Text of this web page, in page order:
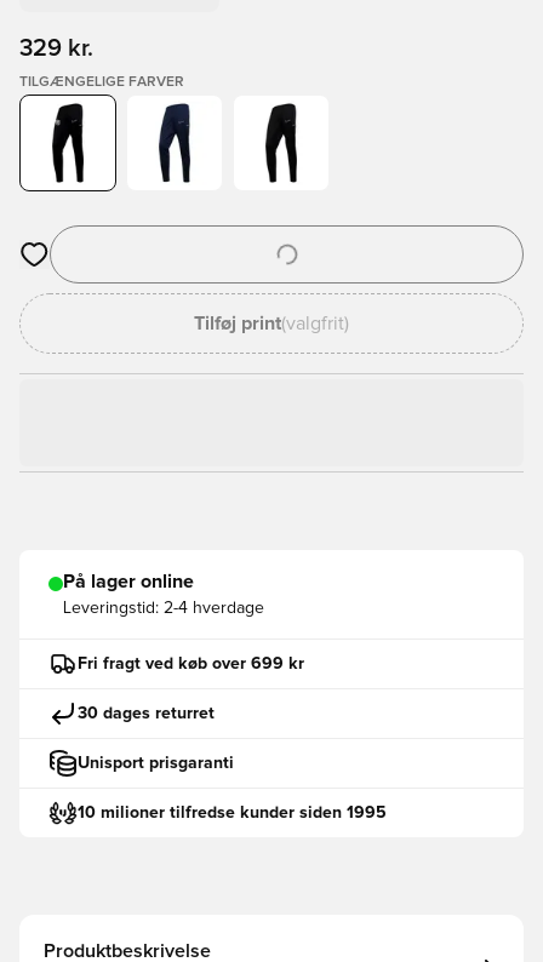
329 kr.
TILGÆNGELIGE FARVER
Åbner en Modal til at logge ind eller tilmelde dig som medlem
Tilføj print(valgfrit)
På lager online
Leveringstid: 2-4 hverdage
Fri fragt ved køb over 699 kr
30 dages returret
Unisport prisgaranti
10 milioner tilfredse kunder siden 1995
Produktbeskrivelse